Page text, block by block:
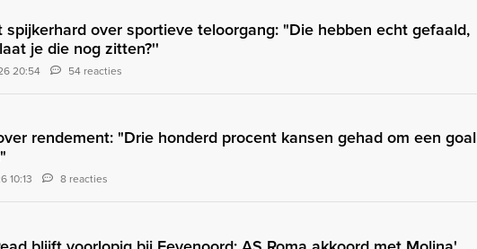
spijkerhard over sportieve teloorgang: "Die hebben echt gefaald,
je die nog zitten?''
20:54 54 reacties
rendement: "Drie honderd procent kansen gehad om een goal
10:13 8 reacties